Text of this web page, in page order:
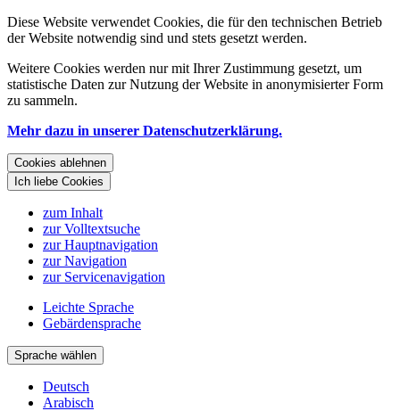
Diese Website verwendet Cookies, die für den technischen Betrieb
der Website notwendig sind und stets gesetzt werden.
Weitere Cookies werden nur mit Ihrer Zustimmung gesetzt, um
statistische Daten zur Nutzung der Website in anonymisierter Form
zu sammeln.
Mehr dazu in unserer Datenschutzerklärung.
Cookies ablehnen
Ich liebe Cookies
zum Inhalt
zur Volltextsuche
zur Hauptnavigation
zur Navigation
zur Servicenavigation
Leichte Sprache
Gebärdensprache
Sprache wählen
Deutsch
Arabisch